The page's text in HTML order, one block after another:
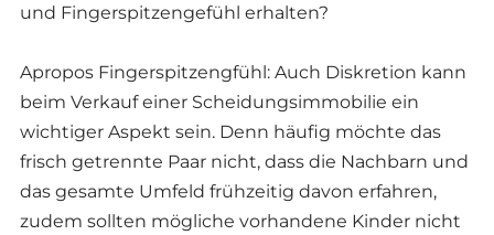
und Fingerspitzengefühl erhalten?
Apropos Fingerspitzengfühl: Auch Diskretion kann
beim Verkauf einer Scheidungsimmobilie ein
wichtiger Aspekt sein. Denn häufig möchte das
frisch getrennte Paar nicht, dass die Nachbarn und
das gesamte Umfeld frühzeitig davon erfahren,
zudem sollten mögliche vorhandene Kinder nicht